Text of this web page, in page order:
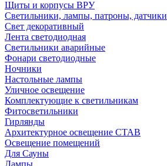
Щиты и корпусы ВРУ
Светильники, лампы, патроны, датчики
Свет декоративный
Лента светодиодная
Светильники аварийные
Фонари светодиодные
Ночники
Настольные лампы
Уличное освещение
Комплектующие к светильникам
Фитосветильники
Гирлянды
Архитектурное освещение СТАВ
Освещение помещений
Для Сауны
Лампы